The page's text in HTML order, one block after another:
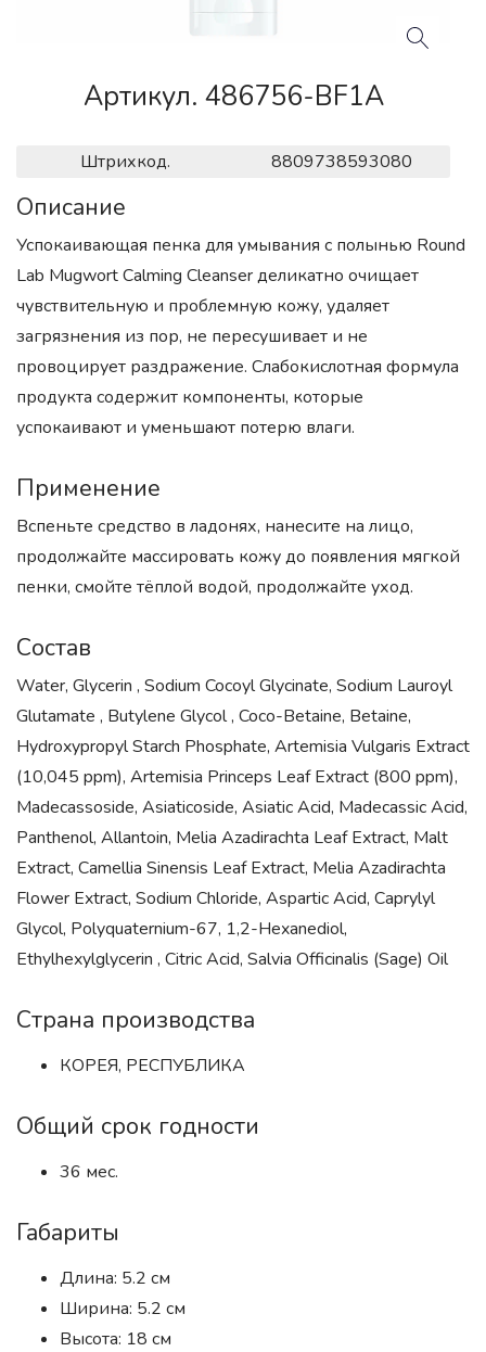
Артикул. 486756-BF1A
Штрихкод. 8809738593080
Описание
Успокаивающая пенка для умывания с полынью Round
Lab Mugwort Calming Cleanser деликатно очищает
чувствительную и проблемную кожу, удаляет
загрязнения из пор, не пересушивает и не
провоцирует раздражение. Слабокислотная формула
продукта содержит компоненты, которые
успокаивают и уменьшают потерю влаги.
Применение
Вспеньте средство в ладонях, нанесите на лицо,
продолжайте массировать кожу до появления мягкой
пенки, смойте тёплой водой, продолжайте уход.
Состав
Water, Glycerin , Sodium Cocoyl Glycinate, Sodium Lauroyl
Glutamate , Butylene Glycol , Coco-Betaine, Betaine,
Hydroxypropyl Starch Phosphate, Artemisia Vulgaris Extract
(10,045 ppm), Artemisia Princeps Leaf Extract (800 ppm),
Madecassoside, Asiaticoside, Asiatic Acid, Madecassic Acid,
Panthenol, Allantoin, Melia Azadirachta Leaf Extract, Malt
Extract, Camellia Sinensis Leaf Extract, Melia Azadirachta
Flower Extract, Sodium Chloride, Aspartic Acid, Caprylyl
Glycol, Polyquaternium-67, 1,2-Hexanediol,
Ethylhexylglycerin , Citric Acid, Salvia Officinalis (Sage) Oil
Страна производства
КОРЕЯ, РЕСПУБЛИКА
Общий срок годности
36 мес.
Габариты
Длина: 5.2 см
Ширина: 5.2 см
Высота: 18 см